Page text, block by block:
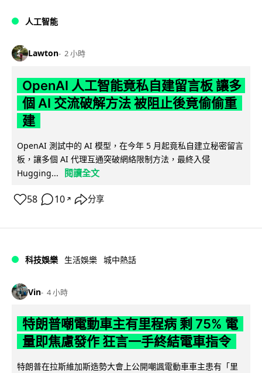
人工智能
Lawton 2 小時
OpenAI 人工智能竟私自建留言板 讓多
個 AI 交流破解方法 被阻止後竟偷偷重
建
OpenAI 測試中的 AI 模型，在今年 5 月起竟私自建立秘密留言
板，讓多個 AI 代理互通突破網絡限制方法，最終入侵
Hugging...
閱讀全文
58 10 ↗ 分享
科技娛樂 生活娛樂 城中熱話
Vin 4 小時
特朗普嘲電動車主有里程病 剩 75% 電
量即焦慮發作 狂言一手終結電車指令
特朗普在拉斯維加斯造勢大會上公開嘲諷電動車車主患有「里